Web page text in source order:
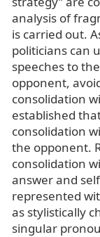
analysis of
is carried out.
politicians can
speeches to
opponent,
consolidation
established
consolidation
the opponent.
consolidation
answer and
represented
as stylistically
singular